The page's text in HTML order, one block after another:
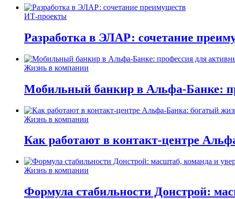
ИТ-проекты
Разработка в ЭЛАР: сочетание
Жизнь в компании
Мобильный банкир в Альфа-Банке:
Жизнь в компании
Как работают в контакт-центре
Жизнь в компании
Формула стабильности Донстрой: